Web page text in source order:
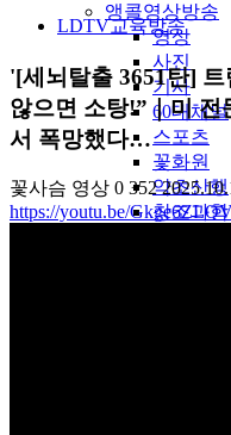
앵콜영상방송
영상
사진
기사
60대채널
스포츠
꽃화원
약초산행
창조과학
LDTV교육방송
'[세뇌탈출 3651탄]
않으면 소탕!”｜미 전
서 폭망했다…
꽃사슴 영상 0 352
https://youtu.be/